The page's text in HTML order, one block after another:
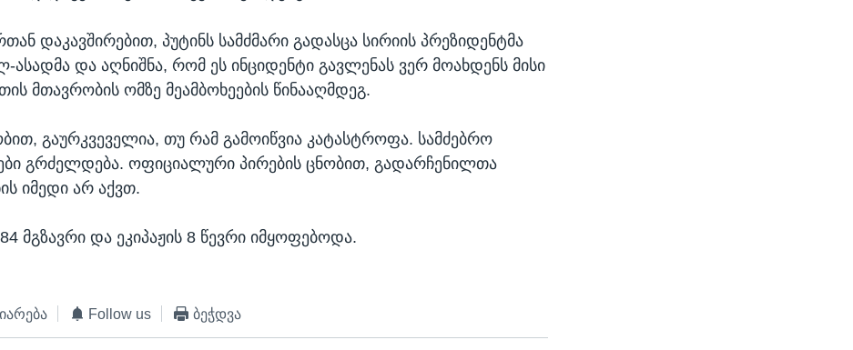
დაკავშირებით, პუტინს სამძმარი გადასცა სირიის პრეზიდენტმა
ასადმა და აღნიშნა, რომ ეს ინციდენტი გავლენას ვერ მოახდენს მისი
მთავრობის ომზე მეამბოხეების წინააღმდეგ.
გაურკვეველია, თუ რამ გამოიწვია კატასტროფა. სამძებრო
გრძელდება. ოფიციალური პირების ცნობით, გადარჩენილთა
იმედი არ აქვთ.
მგზავრი და ეკიპაჟის 8 წევრი იმყოფებოდა.
Follow us ბეჭდვა